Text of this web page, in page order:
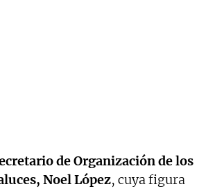
de Organización de los
Noel López, cuya figura